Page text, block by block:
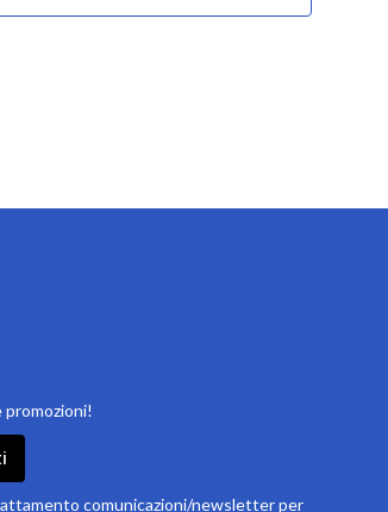
comunicazioni/newsletter per